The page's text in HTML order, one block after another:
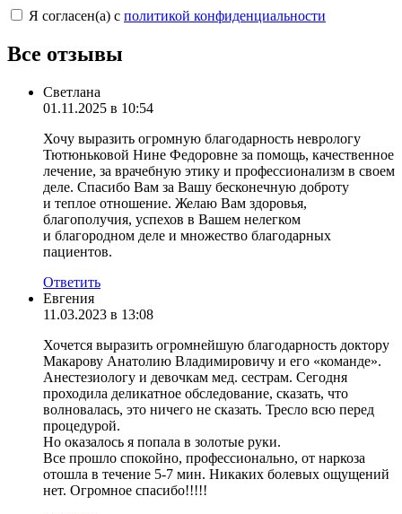
Я согласен(а) с политикой конфиденциальности
Все отзывы
Светлана
01.11.2025 в 10:54
Хочу выразить огромную благодарность неврологу
Тютюньковой Нине Федоровне за помощь, качественное
лечение, за врачебную этику и профессионализм в своем
деле. Спасибо Вам за Вашу бесконечную доброту
и теплое отношение. Желаю Вам здоровья,
благополучия, успехов в Вашем нелегком
и благородном деле и множество благодарных
пациентов.
Ответить
Евгения
11.03.2023 в 13:08
Хочется выразить огромнейшую благодарность доктору
Макарову Анатолию Владимировичу и его «команде».
Анестезиологу и девочкам мед. сестрам. Сегодня
проходила деликатное обследование, сказать, что
волновалась, это ничего не сказать. Тресло всю перед
процедурой.
Но оказалось я попала в золотые руки.
Все прошло спокойно, профессионально, от наркоза
отошла в течение 5-7 мин. Никаких болевых ощущений
нет. Огромное спасибо!!!!!